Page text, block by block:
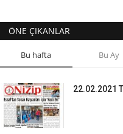
ÖNE ÇIKANLAR
Bu hafta Bu Ay
22.02.2021